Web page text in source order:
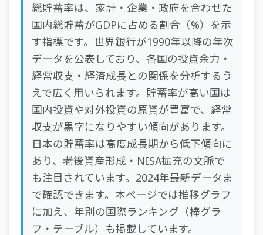
総貯蓄率は、家計・企業・政府を合わせた
国内総貯蓄がGDPに占める割合（%）を示
す指標です。世界銀行が1990年以降の年次
データを公表しており、各国の投資余力・
経常収支・経済成長との関係を分析するう
えで広く用いられます。貯蓄率が高い国は
国内投資や対外投資の原資が豊富で、経常
収支が黒字になりやすい傾向があります。
日本の貯蓄率は高度成長期から低下傾向に
あり、老後資産形成・NISA拡充の文脈で
も注目されています。2024年最新データま
で確認できます。本ページでは推移グラフ
に加え、年別の国際ランキング（棒グラ
フ・テーブル）も掲載しています。